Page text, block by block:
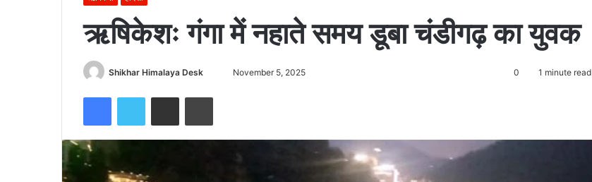
ऋषिकेशः गंगा में नहाते समय डूबा चंडीगढ़ का युवक
Shikhar Himalaya Desk November 5, 2025 0 1 minute read
FacebookTwitter Share via Email Print